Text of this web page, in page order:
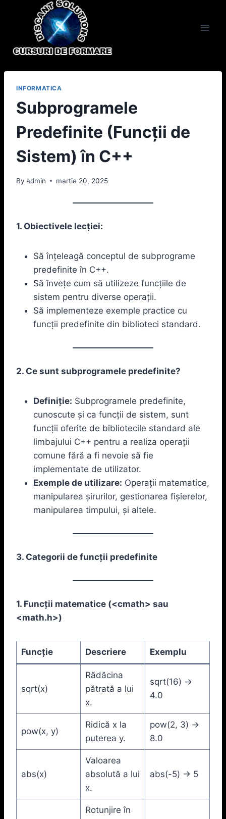
INFORMATICA
Subprogramele
Predefinite (Funcții de
Sistem) în C++
By admin martie 20, 2025
1. Obiectivele lecției:
Să înțeleagă conceptul de subprograme
predefinite în C++.
Să învețe cum să utilizeze funcțiile de
sistem pentru diverse operații.
Să implementeze exemple practice cu
funcții predefinite din biblioteci standard.
2. Ce sunt subprogramele predefinite?
Definiție: Subprogramele predefinite,
cunoscute și ca funcții de sistem, sunt
funcții oferite de bibliotecile standard ale
limbajului C++ pentru a realiza operații
comune fără a fi nevoie să fie
implementate de utilizator.
Exemple de utilizare: Operații matematice,
manipularea șirurilor, gestionarea fișierelor,
manipularea timpului, și altele.
3. Categorii de funcții predefinite
1. Funcții matematice (<cmath> sau
<math.h>)
Funcție Descriere Exemplu
sqrt(x)
Rădăcina
pătrată a lui
x.
sqrt(16) ->
4.0
pow(x, y)
Ridică x la
puterea y.
pow(2, 3) ->
8.0
abs(x)
Valoarea
absolută a lui
x.
abs(-5) -> 5
Rotunjire în